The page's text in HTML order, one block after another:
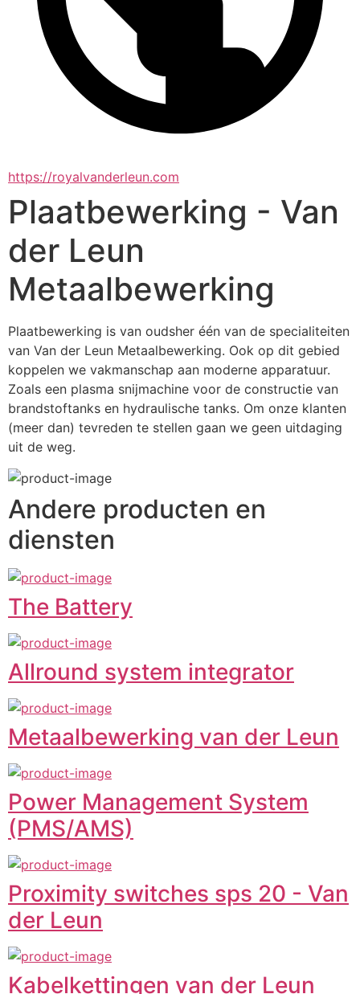
https://royalvanderleun.com
Plaat­bewerking - Van
der Leun
Metaalbewerking
Plaatbewerking is van oudsher één van de specialiteiten
van Van der Leun Metaalbewerking. Ook op dit gebied
koppelen we vakmanschap aan moderne apparatuur.
Zoals een plasma snijmachine voor de constructie van
brandstoftanks en hydraulische tanks. Om onze klanten
(meer dan) tevreden te stellen gaan we geen uitdaging
uit de weg.
Andere producten en
diensten
The Battery
Allround system integrator
Metaalbewerking van der Leun
Power Management System
(PMS/AMS)
Proximity switches sps 20 - Van
der Leun
Kabelkettingen van der Leun